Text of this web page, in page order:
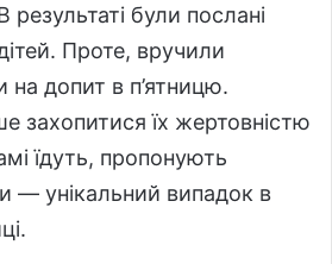
були послані
Проте, вручили
на допит в п’ятницю.
захопитися їх жертовністю
їдуть, пропонують
— унікальний випадок в